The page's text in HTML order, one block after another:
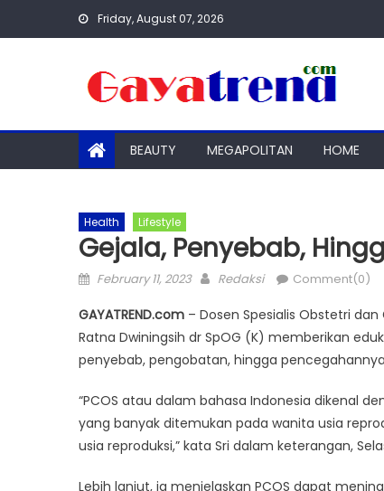
Friday, August 07, 2026
BEAUTY MEGAPOLITAN HOME
Health Lifestyle
Gejala, Penyebab,
Posted
February 11, 2023 Author
Redaksi Comment(0)
GAYATREND.com – Dosen Spesialis Obstetri dan
Ratna Dwiningsih dr SpOG (K) memberikan
penyebab, pengobatan, hingga
“PCOS atau dalam bahasa Indonesia dikenal
yang banyak ditemukan pada wanita usia
usia reproduksi,” kata Sri dalam keterangan,
Lebih lanjut, ia menjelaskan PCOS dapat